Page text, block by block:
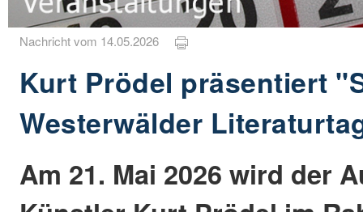
Nachricht vom 14.05.2026
Kurt Prödel präsentiert
Westerwälder
Am 21. Mai 2026 wird der